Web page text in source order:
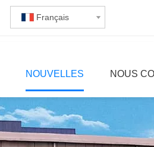
Français
NOUVELLES NOUS